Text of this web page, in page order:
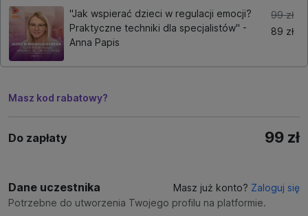
"Jak wspierać dzieci w regulacji emocji?
Praktyczne techniki dla specjalistów" -
Anna Papis
99 zł
89 zł
Masz kod rabatowy?
Do zapłaty 99 zł
Dane uczestnika Masz już konto? Zaloguj się
Potrzebne do utworzenia Twojego profilu na platformie.